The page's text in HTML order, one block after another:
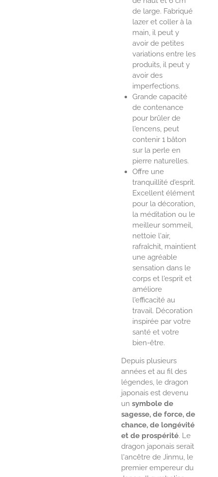
de large. Fabriqué
lazer et coller à la
main, il peut y
avoir de petites
variations entre les
produits, il peut y
avoir des
imperfections.
Grande capacité
de contenance
pour brûler de
l'encens, peut
contenir 1 bâton
sur la perle en
pierre naturelles.
Offre une
tranquillité d'esprit.
Excellent élément
pour la décoration,
la méditation ou le
meilleur sommeil,
nettoie l'air,
rafraîchit, maintient
une agréable
sensation dans le
corps et l'esprit et
améliore
l'efficacité au
travail. Décoration
inspirée par votre
santé et votre
bien-être.
Depuis plusieurs
années et au fil des
légendes, le dragon
japonais est devenu
un symbole de
sagesse, de force, de
chance, de longévité
et de prospérité. Le
dragon japonais serait
l'ancêtre de Jinmu, le
premier empereur du